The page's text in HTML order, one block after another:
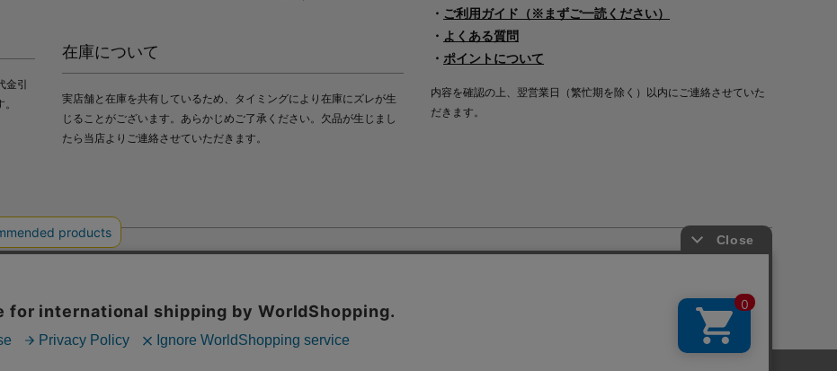
引
在庫について
実店舗と在庫を共有しているため、タイミングにより在庫にズレが生
じることがございます。あらかじめご了承ください。欠品が生じまし
たら当店よりご連絡させていただきます。
・ ご利用ガイド（※まずご一読ください）
・ よくある質問
・ ポイントについて
内容を確認の上、翌営業日（繁忙期を除く）以内にご連絡させていた
だきます。